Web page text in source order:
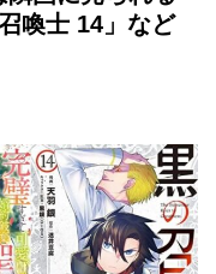
喚士 14」など